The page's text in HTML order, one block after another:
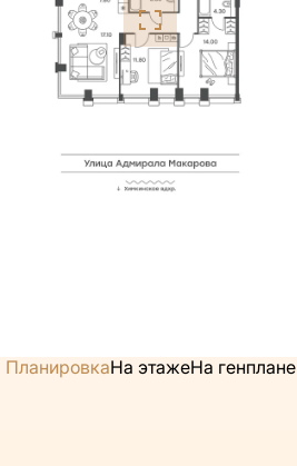
ПланировкаНа этажеНа генплане